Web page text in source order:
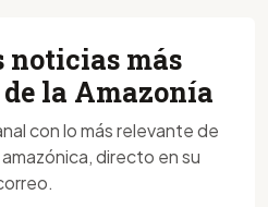
noticias más
la Amazonía
con lo más relevante de
directo en su